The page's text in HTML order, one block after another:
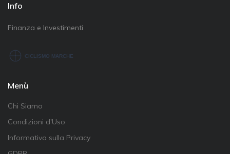
Info
Finanza e Investimenti
Menù
Chi Siamo
Condizioni d'Uso
Informativa sulla Privacy